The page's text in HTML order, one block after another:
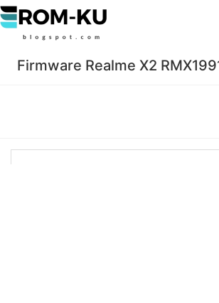
Firmware Realme X2